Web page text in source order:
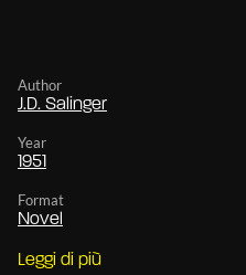
Author
J.D. Salinger
Year
1951
Format
Novel
Leggi di più